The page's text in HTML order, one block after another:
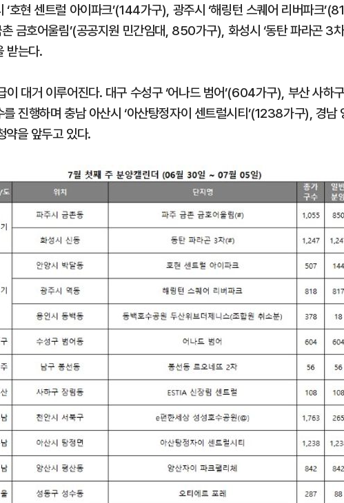
호현 센트럴 아이파크’(144가구), 광주시 ‘해링턴 스퀘어 리버파크
금호어울림’(공공지원 민간임대, 850가구), 화성시 ‘동탄 파라곤 3
받는다.
이 대거 이루어진다. 대구 수성구 ‘어나드 범어’(604가구), 부산 사하
진행하며 충남 아산시 ‘아산탕정자이 센트럴시티’(1238가구), 경남
을 앞두고 있다.